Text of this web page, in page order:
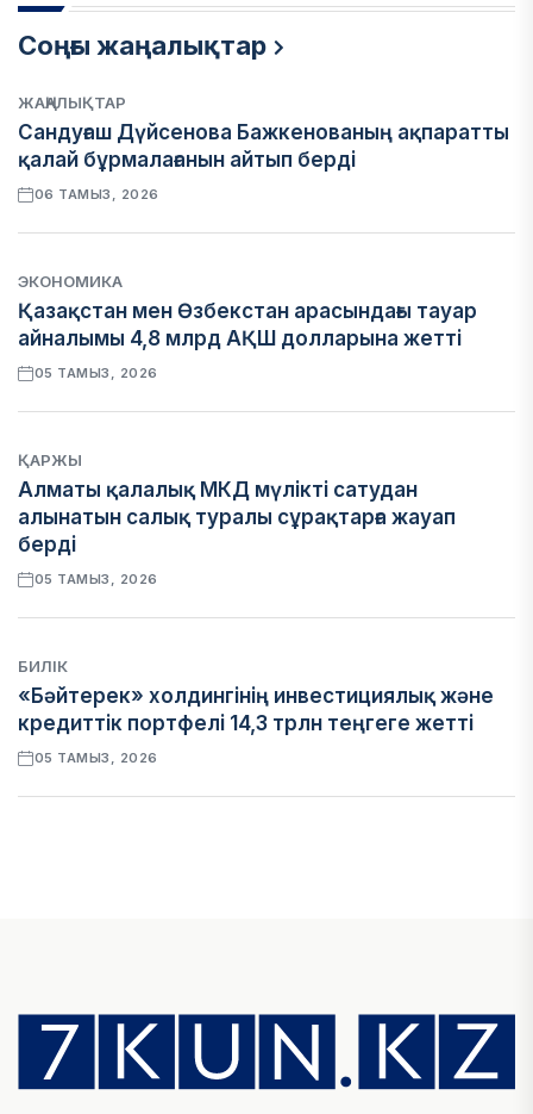
Соңғы жаңалықтар
ЖАҢАЛЫҚТАР
Сандуғаш Дүйсенова Бажкенованың ақпаратты
қалай бұрмалағанын айтып берді
06 ТАМЫЗ, 2026
ЭКОНОМИКА
Қазақстан мен Өзбекстан арасындағы тауар
айналымы 4,8 млрд АҚШ долларына жетті
05 ТАМЫЗ, 2026
ҚАРЖЫ
Алматы қалалық МКД мүлікті сатудан
алынатын салық туралы сұрақтарға жауап
берді
05 ТАМЫЗ, 2026
БИЛІК
«Бәйтерек» холдингінің инвестициялық және
кредиттік портфелі 14,3 трлн теңгеге жетті
05 ТАМЫЗ, 2026
ҚАРЖЫ
Отбасы банктің қолдауымен 1,5 жыл ішінде 40
мыңға жуық отбасы қоныс тойын тойлады